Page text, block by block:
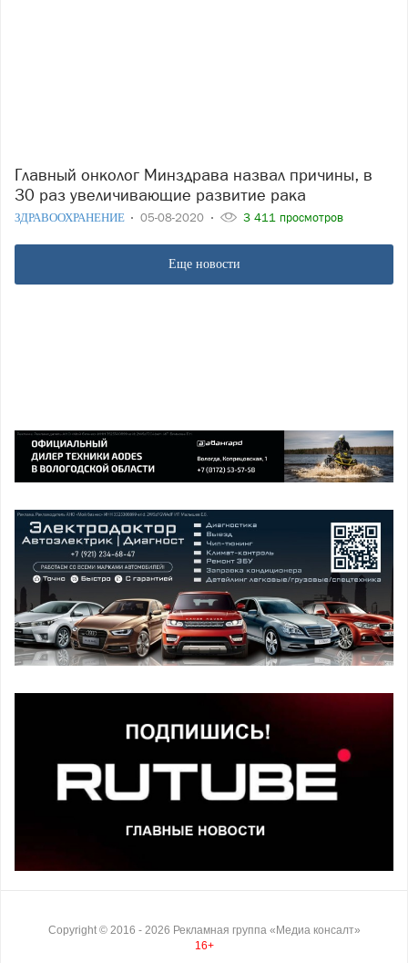
Главный онколог Минздрава назвал причины, в
30 раз увеличивающие развитие рака
ЗДРАВООХРАНЕНИЕ 05-08-2020 3 411 просмотров
Еще новости
Copyright © 2016 - 2026 Рекламная группа «Медиа консалт»
16+